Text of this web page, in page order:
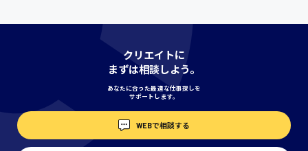
クリエイトに
まずは相談しよう。
あなたに合った最適な仕事探しを
サポートします。
WEBで相談する